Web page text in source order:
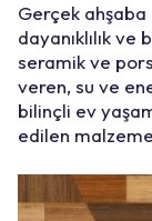
Gerçek
dayanıklılık
seramik ve
veren, su ve
bilinçli ev
edilen